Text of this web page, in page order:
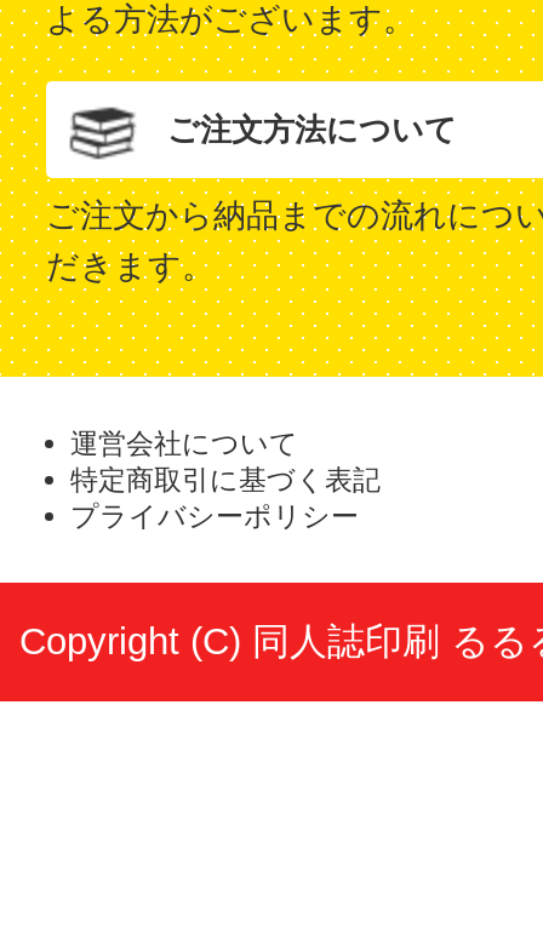
よる方法がございます。
ご注文方法について
ご注文から納品までの流れにつ
だきます。
運営会社について
特定商取引に基づく表記
プライバシーポリシー
Copyright (C) 同人誌印刷 るる